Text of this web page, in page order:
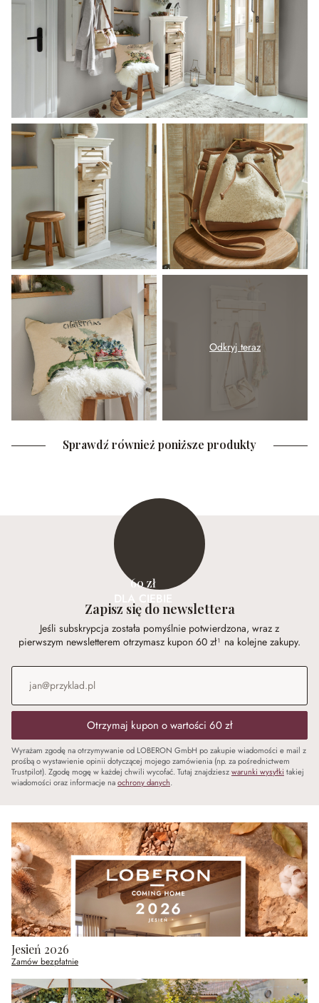
Odkryj teraz
Sprawdź również poniższe produkty
60 zł
DLA CIEBIE
Zapisz się do newslettera
Jeśli subskrypcja została pomyślnie potwierdzona, wraz z
pierwszym newsletterem otrzymasz kupon 60 zł¹ na kolejne zakupy.
Adres e-mail
Otrzymaj kupon o wartości 60 zł
Wyrażam zgodę na otrzymywanie od LOBERON GmbH po zakupie wiadomości e mail z
prośbą o wystawienie opinii dotyczącej mojego zamówienia (np. za pośrednictwem
Trustpilot). Zgodę mogę w każdej chwili wycofać. Tutaj znajdzieszwarunki wysyłki takiej
wiadomości oraz informacje naochrony danych.
Jesień 2026
Zamów bezpłatnie